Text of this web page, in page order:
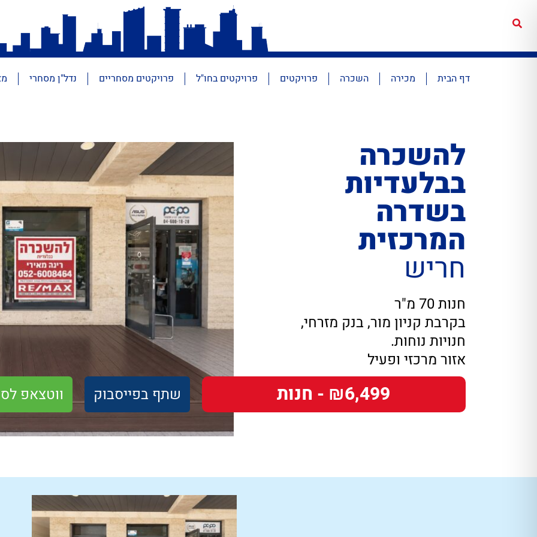
דף הבית מכירה השכרה פרויקטים פרויקטים בחו"ל פרויקטים מסחריים נדל"ן מסחרי
להשכרה
בבלעדיות
בשדרה
המרכזית
חריש
חנות 70 מ"ר
בקרבת קניון מור, בנק מזרחי,
חנויות נוחות.
אזור מרכזי ופעיל
₪6,499 - חנות שתף בפייסבוק ווטצאפ